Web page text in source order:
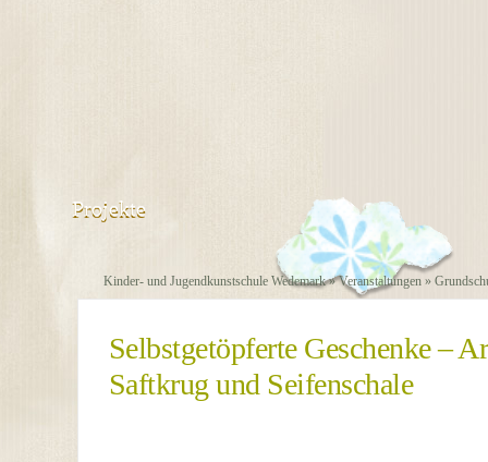
Projekte
Kinder- und Jugendkunstschule Wedemark»Veranstaltungen »
Selbstgetöpferte Geschenke –
Saftkrug und Seifenschale